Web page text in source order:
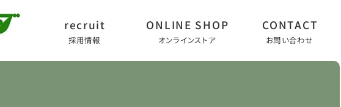
採用情報 オンラインストア お問い合わせ